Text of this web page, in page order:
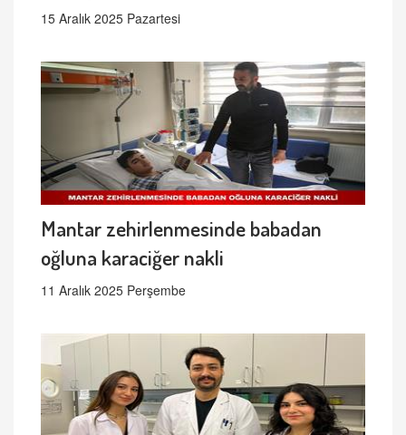
15 Aralık 2025 Pazartesi
Mantar zehirlenmesinde babadan
oğluna karaciğer nakli
11 Aralık 2025 Perşembe